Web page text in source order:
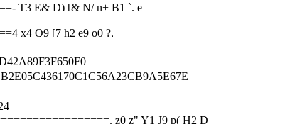
- T3 E& D) [& N/ n+ B1 `. e
4 x4 Q9 [7 h2 e9 o0 ?, _
. z0 z" Y1 J9 p( H2 D